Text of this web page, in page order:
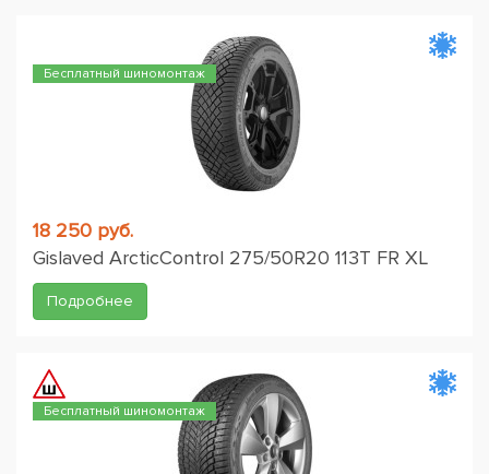
Бесплатный шиномонтаж
18 250 руб.
Gislaved ArcticControl 275/50R20 113T FR XL
Подробнее
Бесплатный шиномонтаж